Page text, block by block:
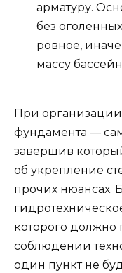
арматуру.
без
ровное,
массу
При
фундамента —
завершив
об укрепление
прочих нюансах.
которого должно
соблюдении
один пункт не